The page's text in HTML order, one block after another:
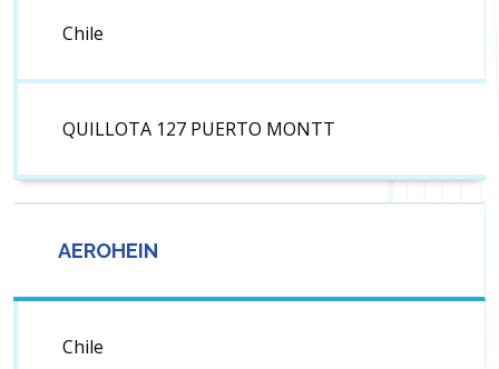
Chile
QUILLOTA 127 PUERTO MONTT
AEROHEIN
Chile